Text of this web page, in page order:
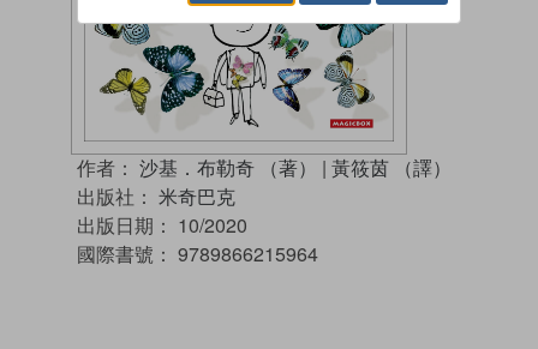
作者： 沙基．布勒奇 （著） | 黃筱茵 （譯）
出版社： 米奇巴克
出版日期： 10/2020
國際書號： 9789866215964